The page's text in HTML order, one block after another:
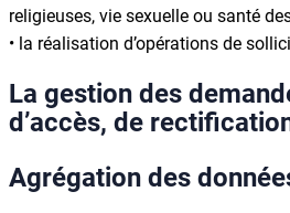
religieuses, vie sexuelle ou santé
• la réalisation d’opérations de
La gestion des
d’accès, de
Agrégation des